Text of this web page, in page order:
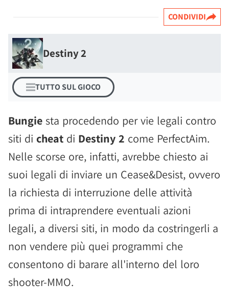
CONDIVIDI
Destiny 2
TUTTO SUL GIOCO
Bungie sta procedendo per vie legali contro
siti di cheat di Destiny 2 come PerfectAim.
Nelle scorse ore, infatti, avrebbe chiesto ai
suoi legali di inviare un Cease&Desist, ovvero
la richiesta di interruzione delle attività
prima di intraprendere eventuali azioni
legali, a diversi siti, in modo da costringerli a
non vendere più quei programmi che
consentono di barare all'interno del loro
shooter-MMO.